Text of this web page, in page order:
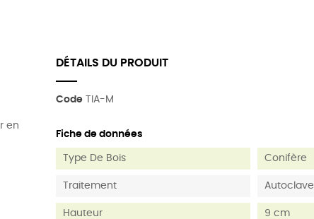
en
DÉTAILS DU PRODUIT
Code TIA-M
Fiche de données
Type De Bois Conifère
Traitement Autoclave
Hauteur 9 cm